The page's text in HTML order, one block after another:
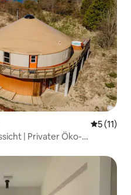
5 (11)
| Privater Öko-